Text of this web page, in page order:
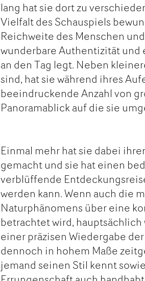
lang hat sie dort zu
Vielfalt des Schauspiels
Reichweite des Menschen
wunderbare Authentizität
an den Tag legt. Neben
sind, hat sie während ihres
beeindruckende Anzahl von
Panoramablick auf die sie
Einmal mehr hat sie dabei
gemacht und sie hat einen
verblüffende
werden kann. Wenn auch die
Naturphänomens über eine
betrachtet wird,
einer präzisen Wiedergabe
dennoch in hohem Maße
jemand seinen Stil kennt